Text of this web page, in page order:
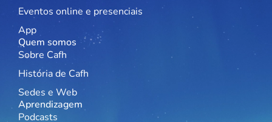
Eventos online e presenciais
App
Quem somos
Sobre Cafh
História de Cafh
Sedes e Web
Aprendizagem
Podcasts